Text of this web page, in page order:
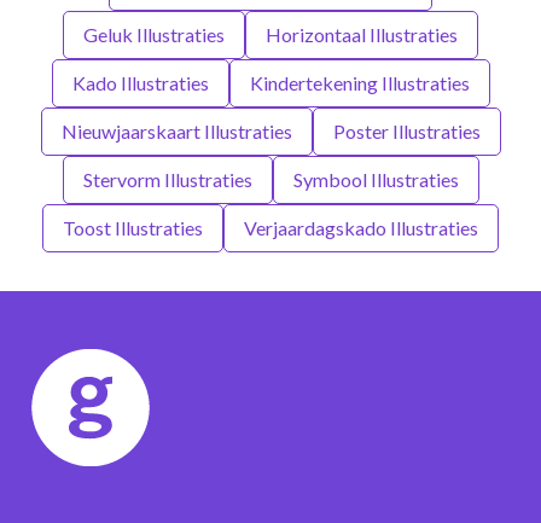
Geluk Illustraties Horizontaal Illustraties
Kado Illustraties Kindertekening Illustraties
Nieuwjaarskaart Illustraties Poster Illustraties
Stervorm Illustraties Symbool Illustraties
Toost Illustraties Verjaardagskado Illustraties